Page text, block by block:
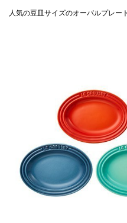
人気の豆皿サイズのオーバルプレー